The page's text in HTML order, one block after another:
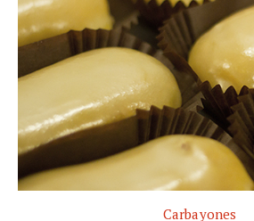
Carbayones